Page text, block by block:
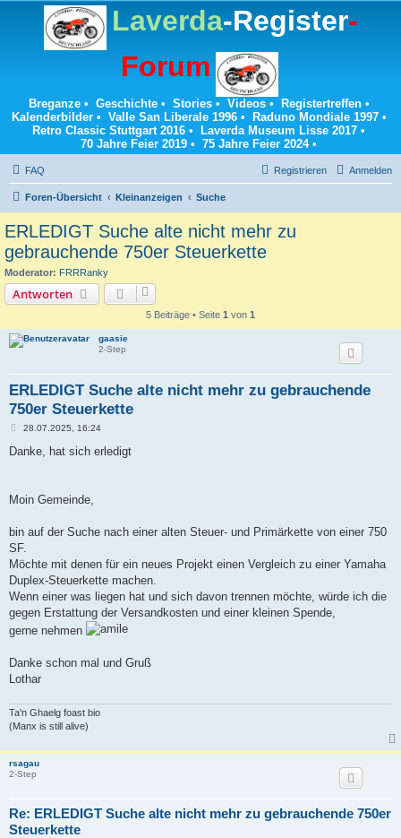
Laverda-Register-
Forum
Breganze• Geschichte• Stories• Videos• Registertreffen•
Kalenderbilder• Valle San Liberale 1996• Raduno Mondiale 1997•
Retro Classic Stuttgart 2016 • Laverda Museum Lisse 2017 •
70 Jahre Feier 2019 • 75 Jahre Feier 2024•
FAQ Anmelden
Registrieren
Foren-Übersicht Kleinanzeigen Suche
ERLEDIGT Suche alte nicht mehr zu
gebrauchende 750er Steuerkette
Moderator: FRRRanky
Antworten
5 Beiträge • Seite 1 von 1
gaasie
2-Step
ERLEDIGT Suche alte nicht mehr zu gebrauchende
750er Steuerkette
B
i
28.07.2025, 16:24
Danke, hat sich erledigt
Moin Gemeinde,
bin auf der Suche nach einer alten Steuer- und Primärkette von einer 750
SF.
Möchte mit denen für ein neues Projekt einen Vergleich zu einer Yamaha
Duplex-Steuerkette machen.
Wenn einer was liegen hat und sich davon trennen möchte, würde ich die
gegen Erstattung der Versandkosten und einer kleinen Spende,
gerne nehmen
Danke schon mal und Gruß
Lothar
Ta'n Ghaelg foast bio
(Manx is still alive)
rsagau
2-Step
Re: ERLEDIGT Suche alte nicht mehr zu gebrauchende 750er
Steuerkette